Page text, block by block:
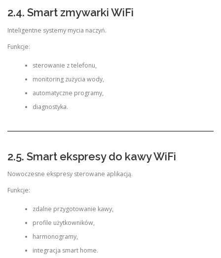
2.4. Smart zmywarki WiFi
Inteligentne systemy mycia naczyń.
Funkcje:
sterowanie z telefonu,
monitoring zużycia wody,
automatyczne programy,
diagnostyka.
2.5. Smart ekspresy do kawy WiFi
Nowoczesne ekspresy sterowane aplikacją.
Funkcje:
zdalne przygotowanie kawy,
profile użytkowników,
harmonogramy,
integracja smart home.